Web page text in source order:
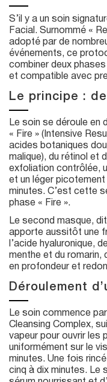
S’il y a un soin
Facial. Surnommé «
adopté par de
événements, ce
combiner deux
et compatible avec
Le principe :
Le soin se déroule en
« Fire » (Intensive
acides botaniques
malique), du rétinol et
exfoliation contrôlée,
et un léger picotement
minutes. C’est cette
phase « Fire ».
Le second masque,
apporte aussitôt une
l’acide hyaluronique,
menthe et du romarin,
en profondeur et
Déroulement
Le soin commence
Cleansing Complex,
vapeur pour ouvrir les
uniformément sur le
minutes. Une fois
cinq à dix minutes. Le